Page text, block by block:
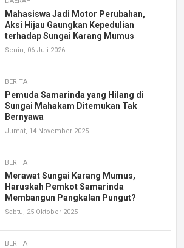
Mahasiswa Jadi Motor Perubahan,
Aksi Hijau Gaungkan Kepedulian
terhadap Sungai Karang Mumus
Senin, 06 Juli 2026
BERITA
Pemuda Samarinda yang Hilang di
Sungai Mahakam Ditemukan Tak
Bernyawa
Jumat, 14 November 2025
BERITA
Merawat Sungai Karang Mumus,
Haruskah Pemkot Samarinda
Membangun Pangkalan Pungut?
Sabtu, 25 Oktober 2025
BERITA